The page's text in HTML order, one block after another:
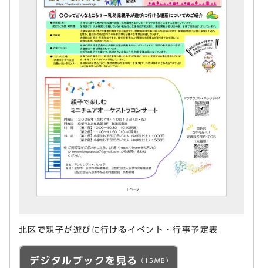
北区で親子が遊びに行けるイベント・行事予定表
デジタルブックを見る
（15MB）